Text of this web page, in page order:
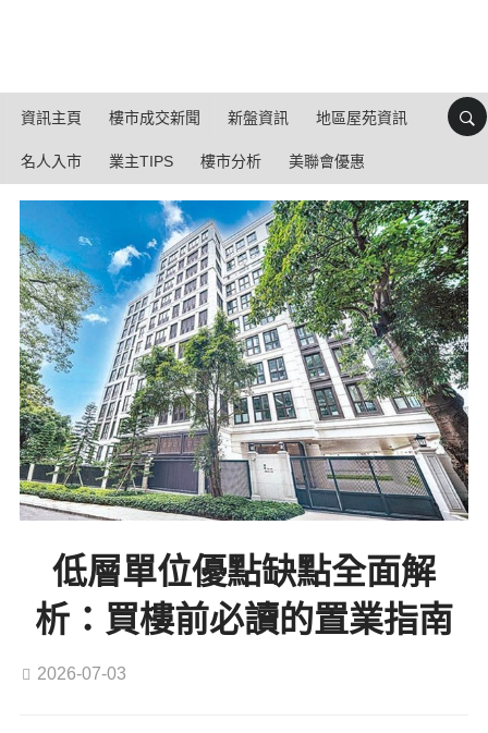
資訊主頁 樓市成交新聞 新盤資訊 地區屋苑資訊
名人入市 業主TIPS 樓市分析 美聯會優惠
低層單位優點缺點全面解
析：買樓前必讀的置業指南
2026-07-03